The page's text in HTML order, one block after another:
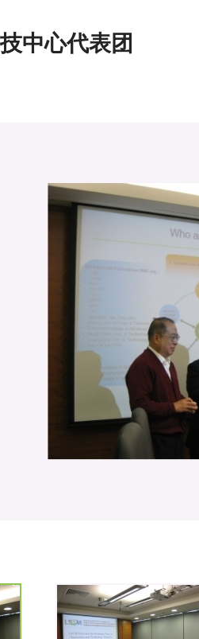
中心代表团